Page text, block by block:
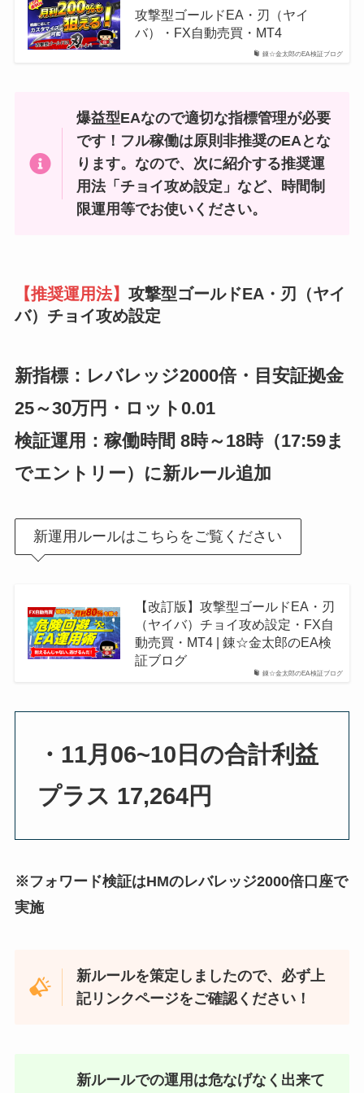
錬☆金太郎のEA検証ブログ
攻撃型ゴールドEA・刃（ヤイ
バ）・FX自動売買・MT4
爆益型EAなので適切な指標管理が必要
です！フル稼働は原則非推奨のEAとな
ります。なので、次に紹介する推奨運
用法「チョイ攻め設定」など、時間制
限運用等でお使いください。
【推奨運用法】 攻撃型ゴールドEA・刃（ヤイ
バ）チョイ攻め設定
新指標：レバレッジ2000倍・目安証拠金
25～30万円・ロット0.01
検証運用：稼働時間 8時～18時（17:59ま
でエントリー）に新ルール追加
新運用ルールはこちらをご覧ください
錬☆金太郎のEA検証ブログ
【改訂版】攻撃型ゴールドEA・刃
（ヤイバ）チョイ攻め設定・FX自
動売買・MT4 | 錬☆金太郎のEA検
証ブログ
・11月06~10日の合計利益
プラス 17,264円
※フォワード検証はHMのレバレッジ2000倍口座で
実施
新ルールを策定しましたので、必ず上
記リンクページをご確認ください！
新ルールでの運用は危なげなく出来て